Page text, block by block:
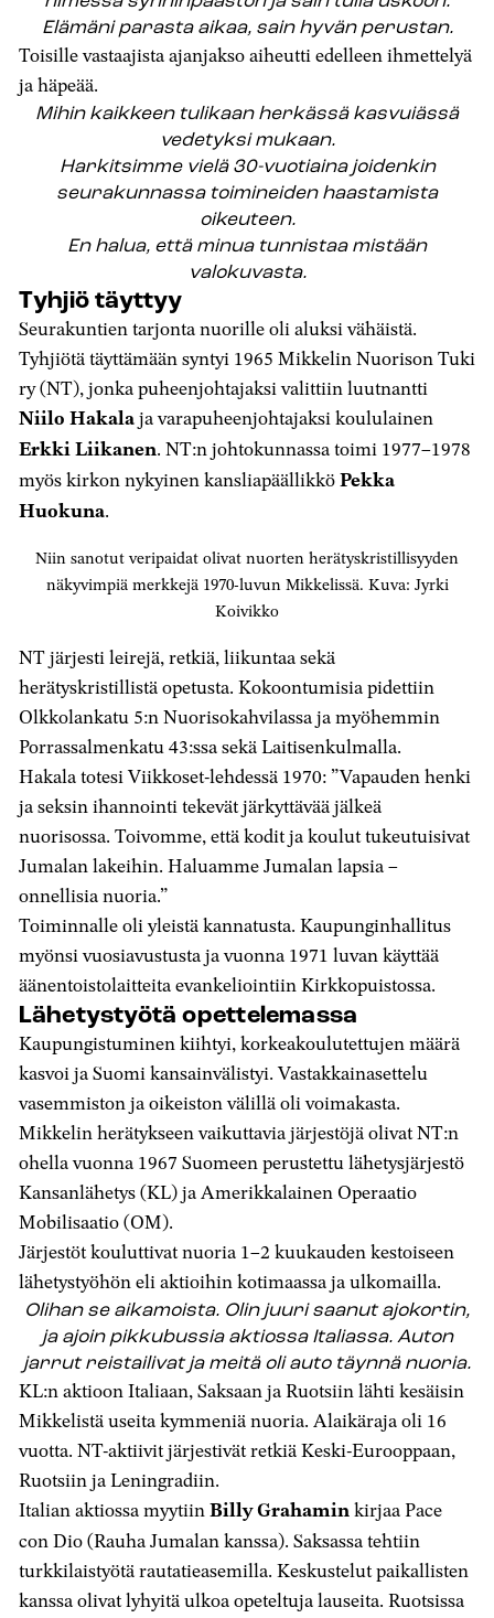
Elämäni parasta aikaa, sain hyvän perustan.
Toisille vastaajista ajanjakso aiheutti edelleen ihmettelyä
ja häpeää.
Mihin kaikkeen tulikaan herkässä kasvuiässä
vedetyksi mukaan.
Harkitsimme vielä 30-vuotiaina joidenkin
seurakunnassa toimineiden haastamista
oikeuteen.
En halua, että minua tunnistaa mistään
valokuvasta.
Tyhjiö täyttyy
Seurakuntien tarjonta nuorille oli aluksi vähäistä.
Tyhjiötä täyttämään syntyi 1965 Mikkelin Nuorison Tuki
ry (NT), jonka puheenjohtajaksi valittiin luutnantti
Niilo Hakalaja varapuheenjohtajaksi koululainen
Erkki Liikanen. NT:n johtokunnassa toimi 1977–1978
myös kirkon nykyinen kansliapäällikköPekka
Huokuna.
Niin sanotut veripaidat olivat nuorten herätyskristillisyyden
näkyvimpiä merkkejä 1970-luvun Mikkelissä. Kuva: Jyrki
Koivikko
NT järjesti leirejä, retkiä, liikuntaa sekä
herätyskristillistä opetusta. Kokoontumisia pidettiin
Olkkolankatu 5:n Nuorisokahvilassa ja myöhemmin
Porrassalmenkatu 43:ssa sekä Laitisenkulmalla.
Hakala totesi Viikkoset-lehdessä 1970: ”Vapauden henki
ja seksin ihannointi tekevät järkyttävää jälkeä
nuorisossa. Toivomme, että kodit ja koulut tukeutuisivat
Jumalan lakeihin. Haluamme Jumalan lapsia –
onnellisia nuoria.”
Toiminnalle oli yleistä kannatusta. Kaupunginhallitus
myönsi vuosiavustusta ja vuonna 1971 luvan käyttää
äänentoistolaitteita evankeliointiin Kirkkopuistossa.
Lähetystyötä opettelemassa
Kaupungistuminen kiihtyi, korkeakoulutettujen määrä
kasvoi ja Suomi kansainvälistyi. Vastakkainasettelu
vasemmiston ja oikeiston välillä oli voimakasta.
Mikkelin herätykseen vaikuttavia järjestöjä olivat NT:n
ohella vuonna 1967 Suomeen perustettu lähetysjärjestö
Kansanlähetys (KL) ja Amerikkalainen Operaatio
Mobilisaatio (OM).
Järjestöt kouluttivat nuoria 1–2 kuukauden kestoiseen
lähetystyöhön eli aktioihin kotimaassa ja ulkomailla.
Olihan se aikamoista. Olin juuri saanut ajokortin,
ja ajoin pikkubussia aktiossa Italiassa. Auton
jarrut reistailivat ja meitä oli auto täynnä nuoria.
KL:n aktioon Italiaan, Saksaan ja Ruotsiin lähti kesäisin
Mikkelistä useita kymmeniä nuoria. Alaikäraja oli 16
vuotta. NT-aktiivit järjestivät retkiä Keski-Eurooppaan,
Ruotsiin ja Leningradiin.
Italian aktiossa myytiinBilly Grahaminkirjaa Pace
con Dio (Rauha Jumalan kanssa). Saksassa tehtiin
turkkilaistyötä rautatieasemilla. Keskustelut paikallisten
kanssa olivat lyhyitä ulkoa opeteltuja lauseita. Ruotsissa